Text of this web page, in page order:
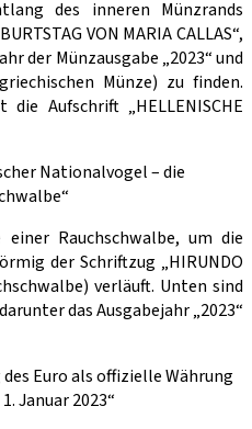
des inneren Münzrands
VON MARIA CALLAS“,
der Münzausgabe „2023“ und
Münze) zu finden.
Aufschrift „HELLENISCHE
Nationalvogel – die
Rauchschwalbe, um die
der Schriftzug „HIRUNDO
verläuft. Unten sind
das Ausgabejahr „2023“
Euro als offizielle Währung
Januar 2023“